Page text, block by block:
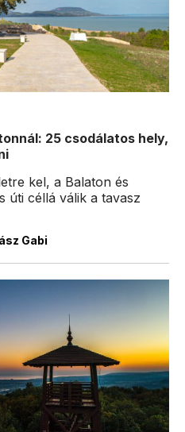
25 csodálatos hely,
kel, a Balaton és
úti céllá válik a tavasz
Gabi